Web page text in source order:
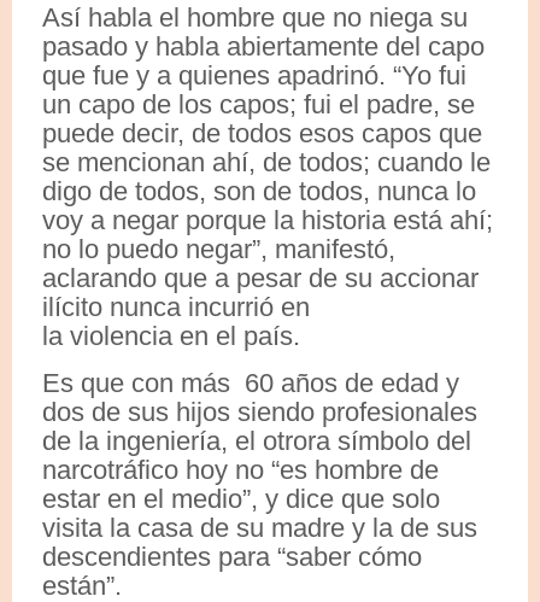
Así habla el hombre que no niega su
pasado y habla abiertamente del capo
que fue y a quienes apadrinó. “Yo fui
un capo de los capos; fui el padre, se
puede decir, de todos esos capos que
se mencionan ahí, de todos; cuando le
digo de todos, son de todos, nunca lo
voy a negar porque la historia está ahí;
no lo puedo negar”, manifestó,
aclarando que a pesar de su accionar
ilícito nunca incurrió en
la violencia en el país.
Es que con más 60 años de edad y
dos de sus hijos siendo profesionales
de la ingeniería, el otrora símbolo del
narcotráfico hoy no “es hombre de
estar en el medio”, y dice que solo
visita la casa de su madre y la de sus
descendientes para “saber cómo
están”.